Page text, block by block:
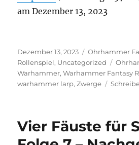
RSS FEED
LINK
am Dezember 13, 2023
Veröffentlicht
am
Dezember 13, 2023 Kategorien
Ohrhammer
Rollenspiel, Uncategorized
Warhammer,Warhammer Fantasy
warhammer larp,Zwerge
Vier Fäuste für